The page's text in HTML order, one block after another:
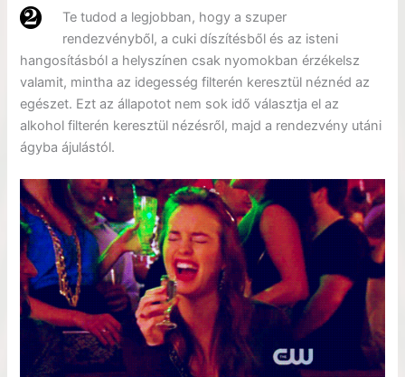
Te tudod a legjobban, hogy a szuper
rendezvényből, a cuki díszítésből és az isteni
hangosításból a helyszínen csak nyomokban érzékelsz
valamit, mintha az idegesség filterén keresztül néznéd az
egészet. Ezt az állapotot nem sok idő választja el az
alkohol filterén keresztül nézésről, majd a rendezvény utáni
ágyba ájulástól.